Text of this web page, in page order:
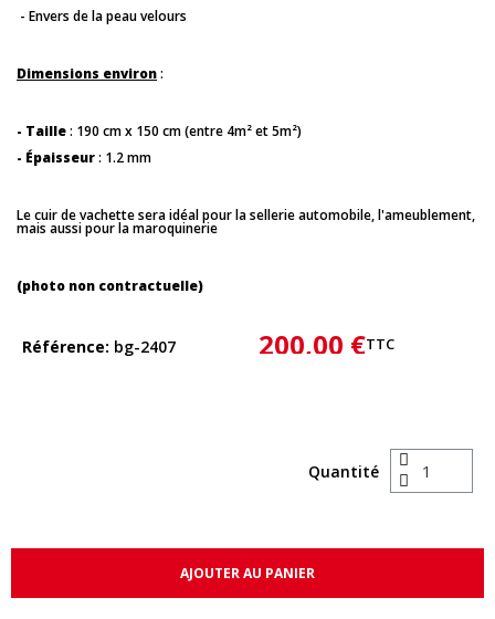
- Envers de la peau velours
Dimensions environ:
- Taille: 190 cm x 150 cm (entre 4m² et 5m²)
- Épaisseur: 1.2 mm
Le cuir de vachette sera idéal pour la sellerie automobile, l'ameublement,
mais aussi pour la maroquinerie
(photo non contractuelle)
Référence bg-2407 200,00 €TTC
Quantité
AJOUTER AU PANIER